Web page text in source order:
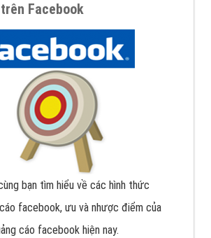
Facebook
bạn tìm hiểu về các hình thức
facebook, ưu và nhược điểm của
cáo facebook hiện nay.